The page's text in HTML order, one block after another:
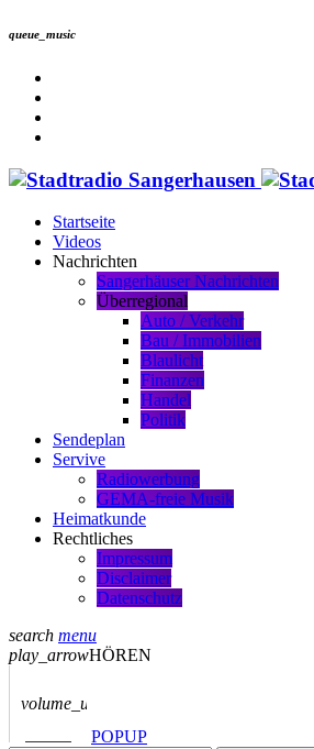
queue_music
Startseite
Videos
Nachrichten
Sangerhäuser Nachrichten
Überregional
Auto / Verkehr
Bau / Immobilien
Blaulicht
Finanzen
Handel
Politik
Sendeplan
Servive
Radiowerbung
GEMA-freie Musik
Heimatkunde
Rechtliches
Impressum
Disclaimer
Datenschutz
search menu
play_arrowHÖREN
volume_up
POPUP